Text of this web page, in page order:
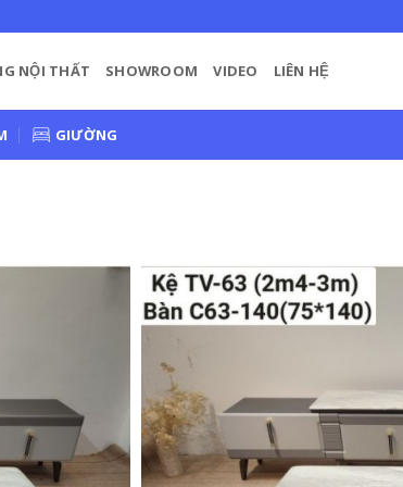
NỘI THẤT SHOWROOM VIDEO LIÊN HỆ
GIƯỜNG